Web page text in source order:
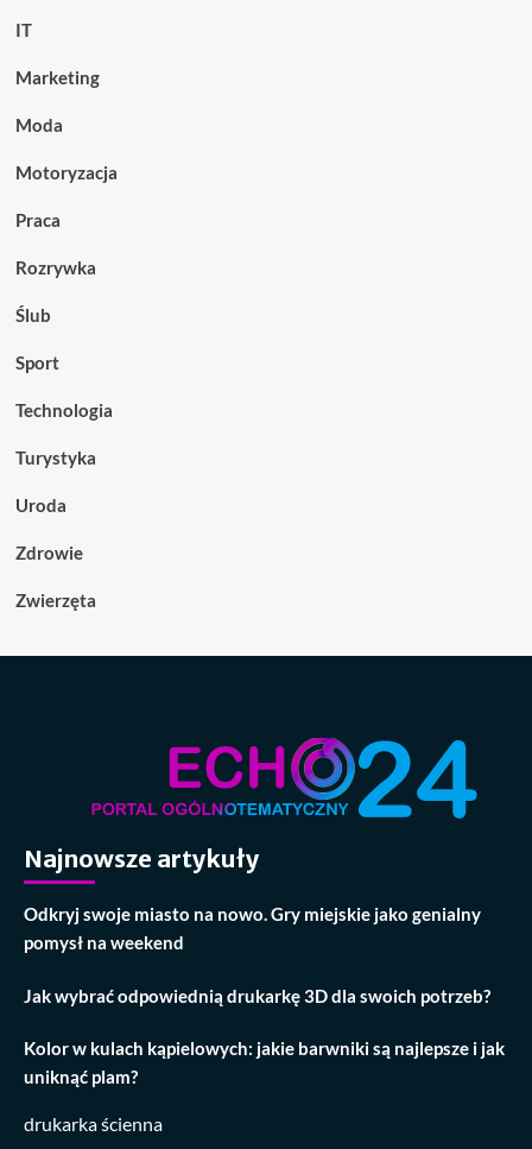
IT
Marketing
Moda
Motoryzacja
Praca
Rozrywka
Ślub
Sport
Technologia
Turystyka
Uroda
Zdrowie
Zwierzęta
Najnowsze artykuły
Odkryj swoje miasto na nowo. Gry miejskie jako genialny
pomysł na weekend
Jak wybrać odpowiednią drukarkę 3D dla swoich potrzeb?
Kolor w kulach kąpielowych: jakie barwniki są najlepsze i jak
uniknąć plam?
drukarka ścienna